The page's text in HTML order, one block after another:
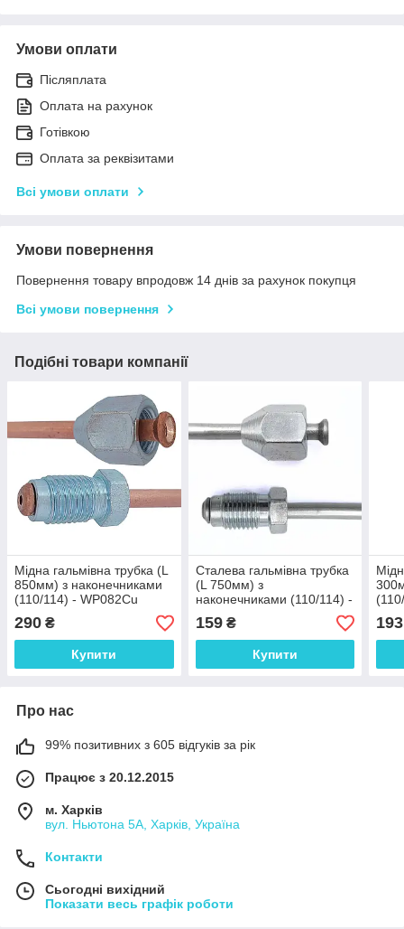
Умови оплати
Післяплата
Оплата на рахунок
Готівкою
Оплата за реквізитами
Всі умови оплати
Умови повернення
Повернення товару впродовж 14 днів за рахунок покупця
Всі умови повернення
Подібні товари компанії
Мідна гальмівна трубка (L
850мм) з наконечниками
(110/114) - WP082Cu
290 ₴
Купити
Сталева гальмівна трубка
(L 750мм) з
наконечниками (110/114) -
WP099Zn
159₴
Купити
193
Про нас
99% позитивних з 605 відгуків за рік
Працює з 20.12.2015
м. Харків
вул. Ньютона 5А, Харків, Україна
Контакти
Сьогодні вихідний
Показати весь графік роботи